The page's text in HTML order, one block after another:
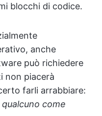
blocchi di codice.
anche
può richiedere
non piacerà
farli arrabbiare:
come